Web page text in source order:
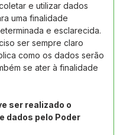
e utilizar dados
uma finalidade
e esclarecida.
ser sempre claro
como os dados serão
se ater à finalidade
ser realizado o
dados pelo Poder